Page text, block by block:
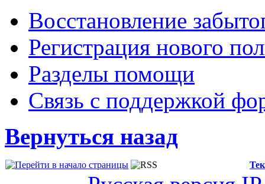
Восстановление
Регистрация нового
Разделы помощи
Связь с поддержкой
Вернуться назад